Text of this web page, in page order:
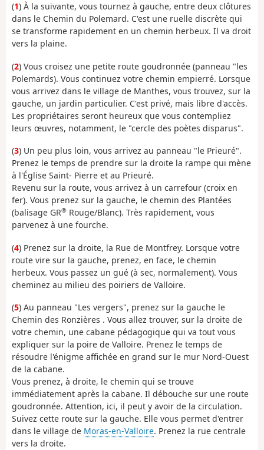
(1) À la suivante, vous tournez à gauche, entre deux clôtures
dans le Chemin du Polemard. C'est une ruelle discrète qui
se transforme rapidement en un chemin herbeux. Il va droit
vers la plaine.
(2) Vous croisez une petite route goudronnée (panneau "les
Polemards). Vous continuez votre chemin empierré. Lorsque
vous arrivez dans le village de Manthes, vous trouvez, sur la
gauche, un jardin particulier. C'est privé, mais libre d'accès.
Les propriétaires seront heureux que vous contempliez
leurs œuvres, notamment, le "cercle des poètes disparus".
(3) Un peu plus loin, vous arrivez au panneau "le Prieuré".
Prenez le temps de prendre sur la droite la rampe qui mène
à l'Église Saint- Pierre et au Prieuré.
Revenu sur la route, vous arrivez à un carrefour (croix en
fer). Vous prenez sur la gauche, le chemin des Plantées
(balisage GR® Rouge/Blanc). Très rapidement, vous
parvenez à une fourche.
(4) Prenez sur la droite, la Rue de Montfrey. Lorsque votre
route vire sur la gauche, prenez, en face, le chemin
herbeux. Vous passez un gué (à sec, normalement). Vous
cheminez au milieu des poiriers de Valloire.
(5) Au panneau "Les vergers", prenez sur la gauche le
Chemin des Ronzières . Vous allez trouver, sur la droite de
votre chemin, une cabane pédagogique qui va tout vous
expliquer sur la poire de Valloire. Prenez le temps de
résoudre l'énigme affichée en grand sur le mur Nord-Ouest
de la cabane.
Vous prenez, à droite, le chemin qui se trouve
immédiatement après la cabane. Il débouche sur une route
goudronnée. Attention, ici, il peut y avoir de la circulation.
Suivez cette route sur la gauche. Elle vous permet d'entrer
dans le village de Moras-en-Valloire. Prenez la rue centrale
vers la droite.